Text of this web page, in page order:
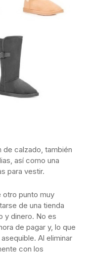
calzado, también
así como una
para vestir.
otro punto muy
de una tienda
y dinero. No es
de pagar y, lo que
Al eliminar
con los